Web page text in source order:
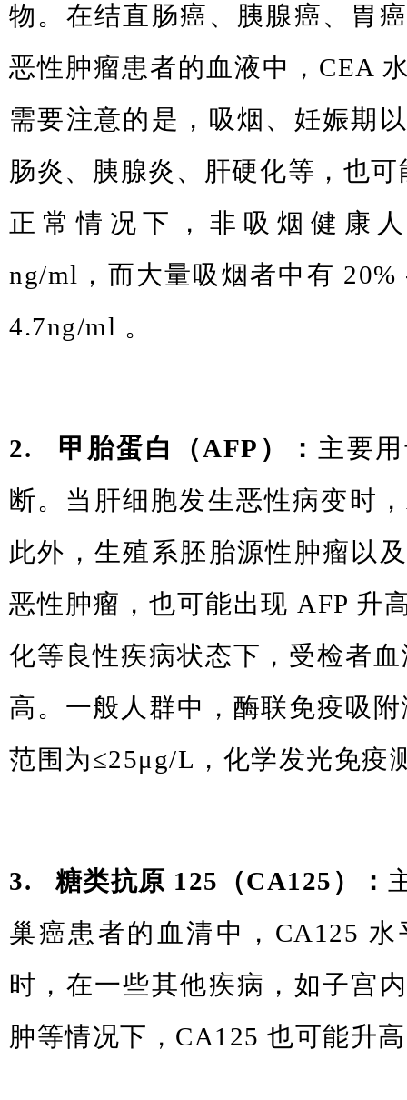
物。在结直肠癌、胰腺癌、胃
恶性肿瘤患者的血液中，CEA
需要注意的是，吸烟、妊娠期
肠炎、胰腺炎、肝硬化等，也
正常情况下，非吸烟健康
ng/ml，而大量吸烟者中有
4.7ng/ml 。
2. 甲胎蛋白（AFP）： 主要
断。当肝细胞发生恶性病变时
此外，生殖系胚胎源性肿瘤以
恶性肿瘤，也可能出现 AFP 升
化等良性疾病状态下，受检者
高。一般人群中，酶联免疫吸
范围为≤25μg/L，化学发光免疫
3. 糖类抗原 125（CA125）：
巢癌患者的血清中，CA125
时，在一些其他疾病，如子宫
肿等情况下，CA125 也可能升